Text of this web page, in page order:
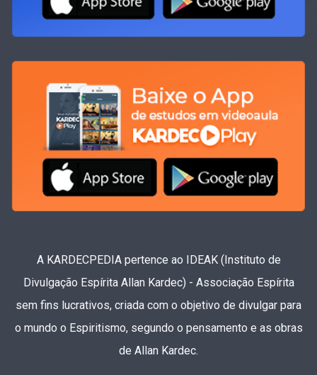
A KARDECPEDIA pertence ao IDEAK (Instituto de
Divulgação Espírita Allan Kardec) - Associação Espírita
sem fins lucrativos, criada com o objetivo de divulgar para
o mundo o Espiritismo, segundo o pensamento e as obras
de Allan Kardec.